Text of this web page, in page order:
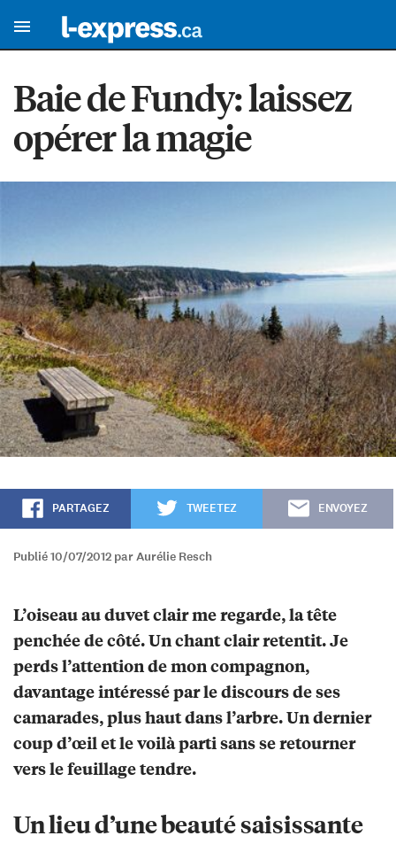
Baie de Fundy: laissez
opérer la magie
PARTAGEZ TWEETEZ ENVOYEZ
Publié 10/07/2012 par Aurélie Resch
L’oiseau au duvet clair me regarde, la tête
penchée de côté. Un chant clair retentit. Je
perds l’attention de mon compagnon,
davantage intéressé par le discours de ses
camarades, plus haut dans l’arbre. Un dernier
coup d’œil et le voilà parti sans se retourner
vers le feuillage tendre.
Un lieu d’une beauté saisissante